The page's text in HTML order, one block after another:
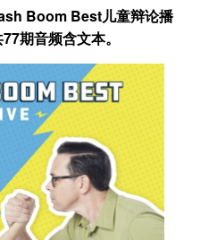
Boom Best儿童辩论播
期音频含文本。